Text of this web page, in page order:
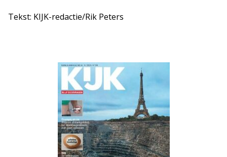
Tekst: KIJK-redactie/Rik Peters